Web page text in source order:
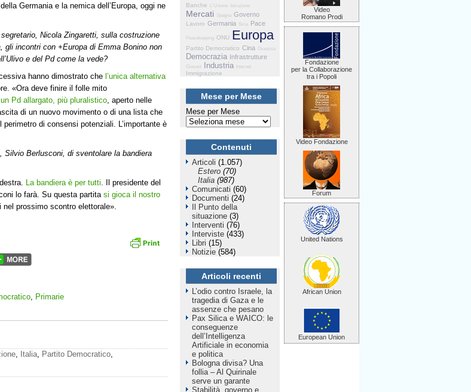
Germania e la nemica dell’Europa, oggi ne
Nicola Zingaretti, sulla costruzione
gli incontri con +Europa di Emma Bonino non
e del Pd come la vede?
hanno dimostrato che l’unica alternativa
«Ora deve finire il folle mito
un Pd allargato, più pluralistico, aperto nelle
di un nuovo movimento o di una lista che
di consensi potenziali. L’importante è
Silvio Berlusconi, di sventolare la bandiera
La bandiera è per tutti. Il presidente del
lo farà. Su questa partita si gioca il nostro
prossimo scontro elettorale».
, Primarie
, Italia, Partito Democratico,
Banche L'Unione Istruzione
Mercati Spagna Governo
Lavoro Germania Siria Pace
Peacekeeping ONU Europa
Partito Democratico Cina Giustizia
Democrazia Infrastrutture
Giovani Industria Internet
Immigrazione
Mese per Mese
Mese per Mese
Contenuti
Articoli (1.057)
Estero (70)
Italia (987)
Comunicati (60)
Documenti (24)
Il Punto della
situazione (3)
Interventi (76)
Interviste (433)
Libri (15)
Notizie (584)
Articoli recenti
L’odio contro Israele, la
tragedia di Gaza e le
assenze che pesano
Pax Silica e WAICO: le
conseguenze
dell’Intelligenza
Artificiale in economia
e politica
Bologna divisa? Una
follia – Al Quirinale
serve un garante
Stabilità, governo e
Video
Romano Prodi
Fondazione
per la Collaborazione
tra i Popoli
Video Fondazione
Forum
United Nations
African Union
European Union